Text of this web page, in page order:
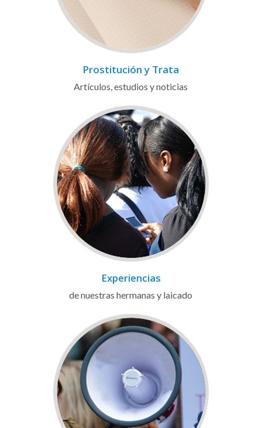
Prostitución y Trata
Artículos, estudios y noticias
Experiencias
de nuestras hermanas y laicado